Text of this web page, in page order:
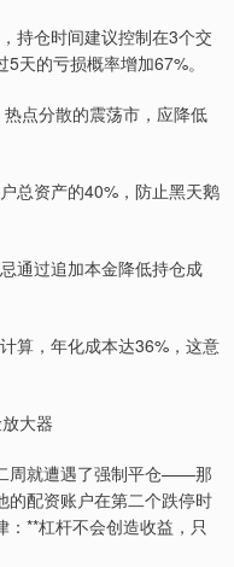
持仓时间建议控制在3个交
天的亏损概率增加67%。
点分散的震荡市，应降低
总资产的40%，防止黑天鹅
通过追加本金降低持仓成
算，年化成本达36%，这意
大器
周就遭遇了强制平仓——那
的配资账户在第二个跌停时
**杠杆不会创造收益，只